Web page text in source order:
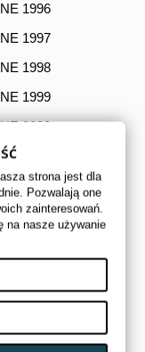
1996
1997
1998
1999
2000
2001
2002
2003
2004
2005
2006
2007
strona jest dla
Pozwalają one
zainteresowań.
na nasze używanie